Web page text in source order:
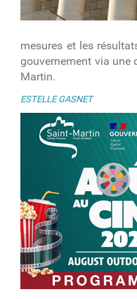
mesures et les
gouvernement via une
Martin.
ESTELLE GASNET